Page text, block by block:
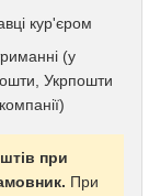
кур'єром
(у
Укрпошти
при
При